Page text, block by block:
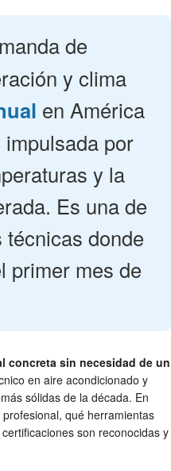
de
y clima
en América
por
y la
Es una de
donde
primer mes de
concreta sin necesidad de un
en aire acondicionado y
sólidas de la década. En
qué herramientas
son reconocidas y